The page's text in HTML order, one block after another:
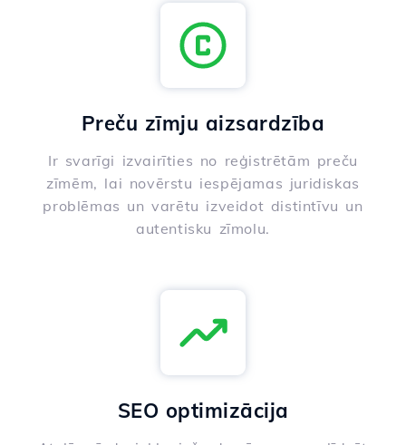
Preču zīmju aizsardzība
Ir svarīgi izvairīties no reģistrētām preču
zīmēm, lai novērstu iespējamas juridiskas
problēmas un varētu izveidot distintīvu un
autentisku zīmolu.
SEO optimizācija